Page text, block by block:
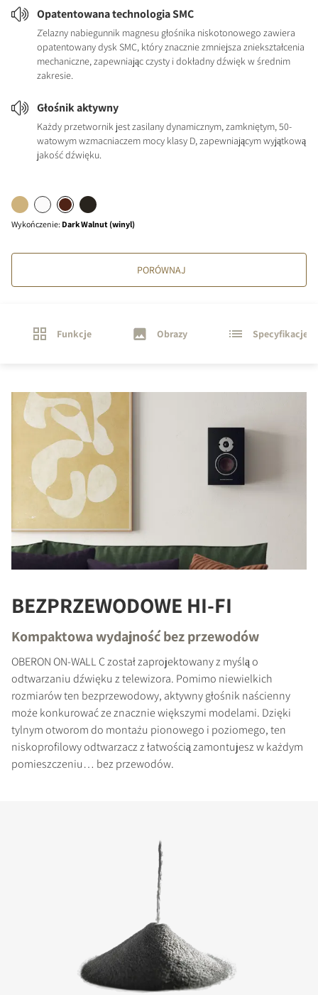
Opatentowana technologia SMC
Żelazny nabiegunnik magnesu głośnika niskotonowego zawiera
opatentowany dysk SMC, który znacznie zmniejsza zniekształcenia
mechaniczne, zapewniając czysty i dokładny dźwięk w średnim
zakresie.
Głośnik aktywny
Każdy przetwornik jest zasilany dynamicznym, zamkniętym, 50-
watowym wzmacniaczem mocy klasy D, zapewniającym wyjątkową
jakość dźwięku.
Wykończenie: Dark Walnut (winyl)
PORÓWNAJ
Funkcje Obrazy Specyfikacje
BEZPRZEWODOWE HI-FI
Kompaktowa wydajność bez przewodów
OBERON ON-WALL C został zaprojektowany z myślą o
odtwarzaniu dźwięku z telewizora. Pomimo niewielkich
rozmiarów ten bezprzewodowy, aktywny głośnik naścienny
może konkurować ze znacznie większymi modelami. Dzięki
tylnym otworom do montażu pionowego i poziomego, ten
niskoprofilowy odtwarzacz z łatwością zamontujesz w każdym
pomieszczeniu… bez przewodów.